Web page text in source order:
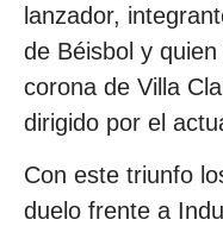
lanzador,
de Béisbol y
corona de Villa
dirigido por el
Con este triunfo
duelo frente a